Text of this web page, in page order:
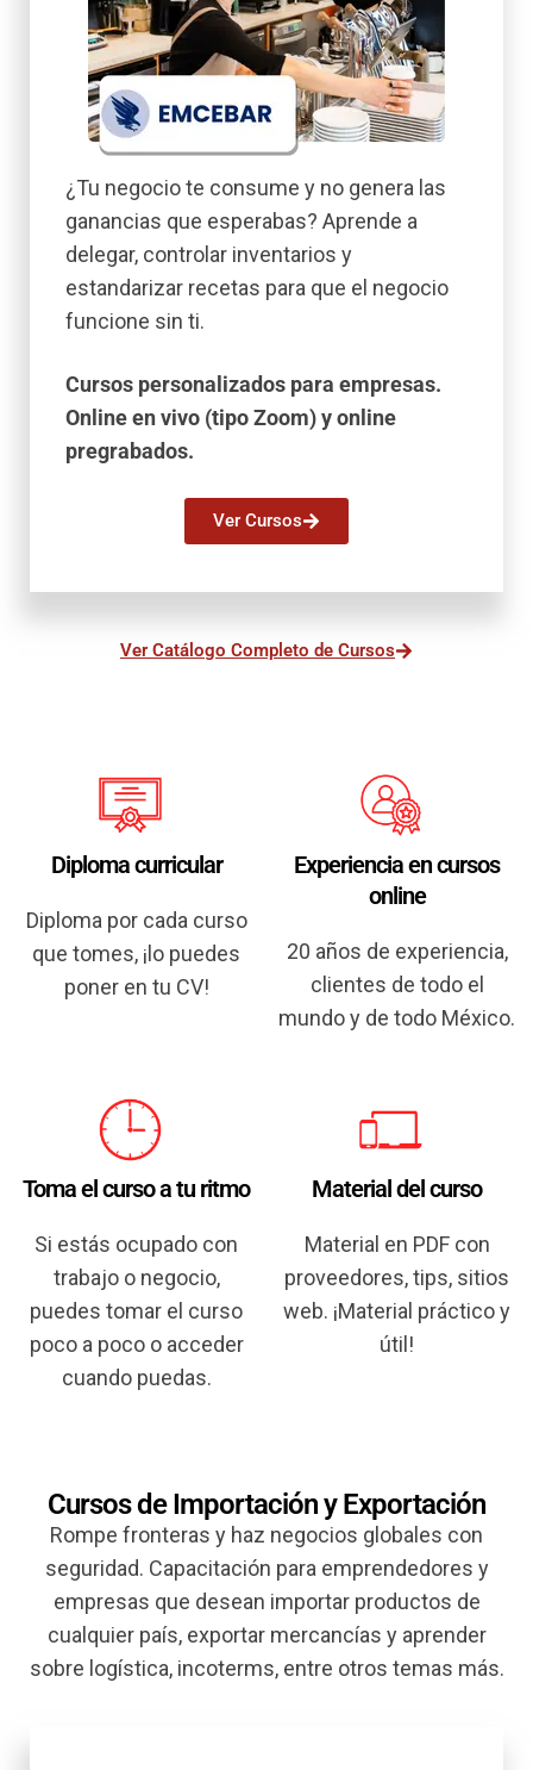
¿Tu negocio te consume y no genera las
ganancias que esperabas? Aprende a
delegar, controlar inventarios y
estandarizar recetas para que el negocio
funcione sin ti.
Cursos personalizados para empresas.
Online en vivo (tipo Zoom) y online
pregrabados.
Ver Cursos
Ver Catálogo Completo de Cursos
Diploma curricular
Diploma por cada curso
que tomes, ¡lo puedes
poner en tu CV!
Experiencia en cursos
online
20 años de experiencia,
clientes de todo el
mundo y de todo México.
Toma el curso a tu ritmo
Si estás ocupado con
trabajo o negocio,
puedes tomar el curso
poco a poco o acceder
cuando puedas.
Material del curso
Material en PDF con
proveedores, tips, sitios
web. ¡Material práctico y
útil!
Cursos de Importación y Exportación
Rompe fronteras y haz negocios globales con
seguridad. Capacitación para emprendedores y
empresas que desean importar productos de
cualquier país, exportar mercancías y aprender
sobre logística, incoterms, entre otros temas más.